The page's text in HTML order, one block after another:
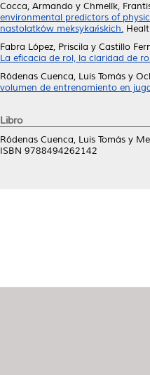
Cocca, Armando y Chmelík,
environmental predictors of
nastolatków meksykańskich.
Fabra López, Priscila y Castillo
La eficacia de rol, la claridad de
Ródenas Cuenca, Luis Tomás y
volumen de entrenamiento en
Libro
Ródenas Cuenca, Luis Tomás y
ISBN 9788494262142